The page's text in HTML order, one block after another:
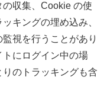
収集、Cookie の使
キングの埋め込み、
視を行うことがあり
トにログイン中の場
のトラッキングも含